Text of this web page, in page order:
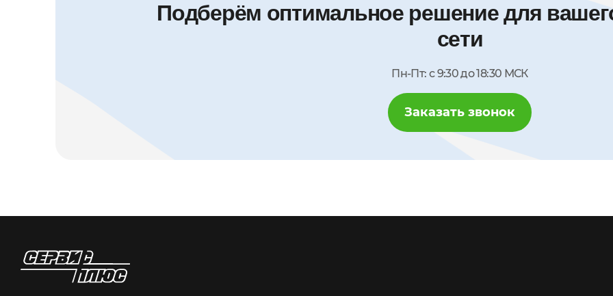
Подберём оптимальное решение для
сети
Пн-Пт: с 9:30 до 18:30 МСК
Заказать звонок